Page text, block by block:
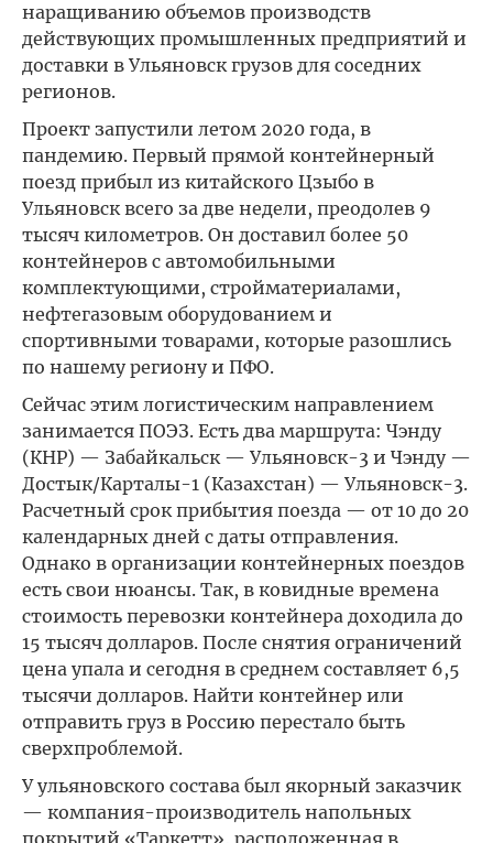
наращиванию объемов производств
действующих промышленных предприятий и
доставки в Ульяновск грузов для соседних
регионов.
Проект запустили летом 2020 года, в
пандемию. Первый прямой контейнерный
поезд прибыл из китайского Цзыбо в
Ульяновск всего за две недели, преодолев 9
тысяч километров. Он доставил более 50
контейнеров с автомобильными
комплектующими, стройматериалами,
нефтегазовым оборудованием и
спортивными товарами, которые разошлись
по нашему региону и ПФО.
Сейчас этим логистическим направлением
занимается ПОЭЗ. Есть два маршрута: Чэнду
(КНР) — Забайкальск — Ульяновск-3 и Чэнду —
Достык/Карталы-1 (Казахстан) — Ульяновск-3.
Расчетный срок прибытия поезда — от 10 до 20
календарных дней с даты отправления.
Однако в организации контейнерных поездов
есть свои нюансы. Так, в ковидные времена
стоимость перевозки контейнера доходила до
15 тысяч долларов. После снятия ограничений
цена упала и сегодня в среднем составляет 6,5
тысячи долларов. Найти контейнер или
отправить груз в Россию перестало быть
сверхпроблемой.
У ульяновского состава был якорный заказчик
— компания-производитель напольных
покрытий «Таркетт», расположенная в